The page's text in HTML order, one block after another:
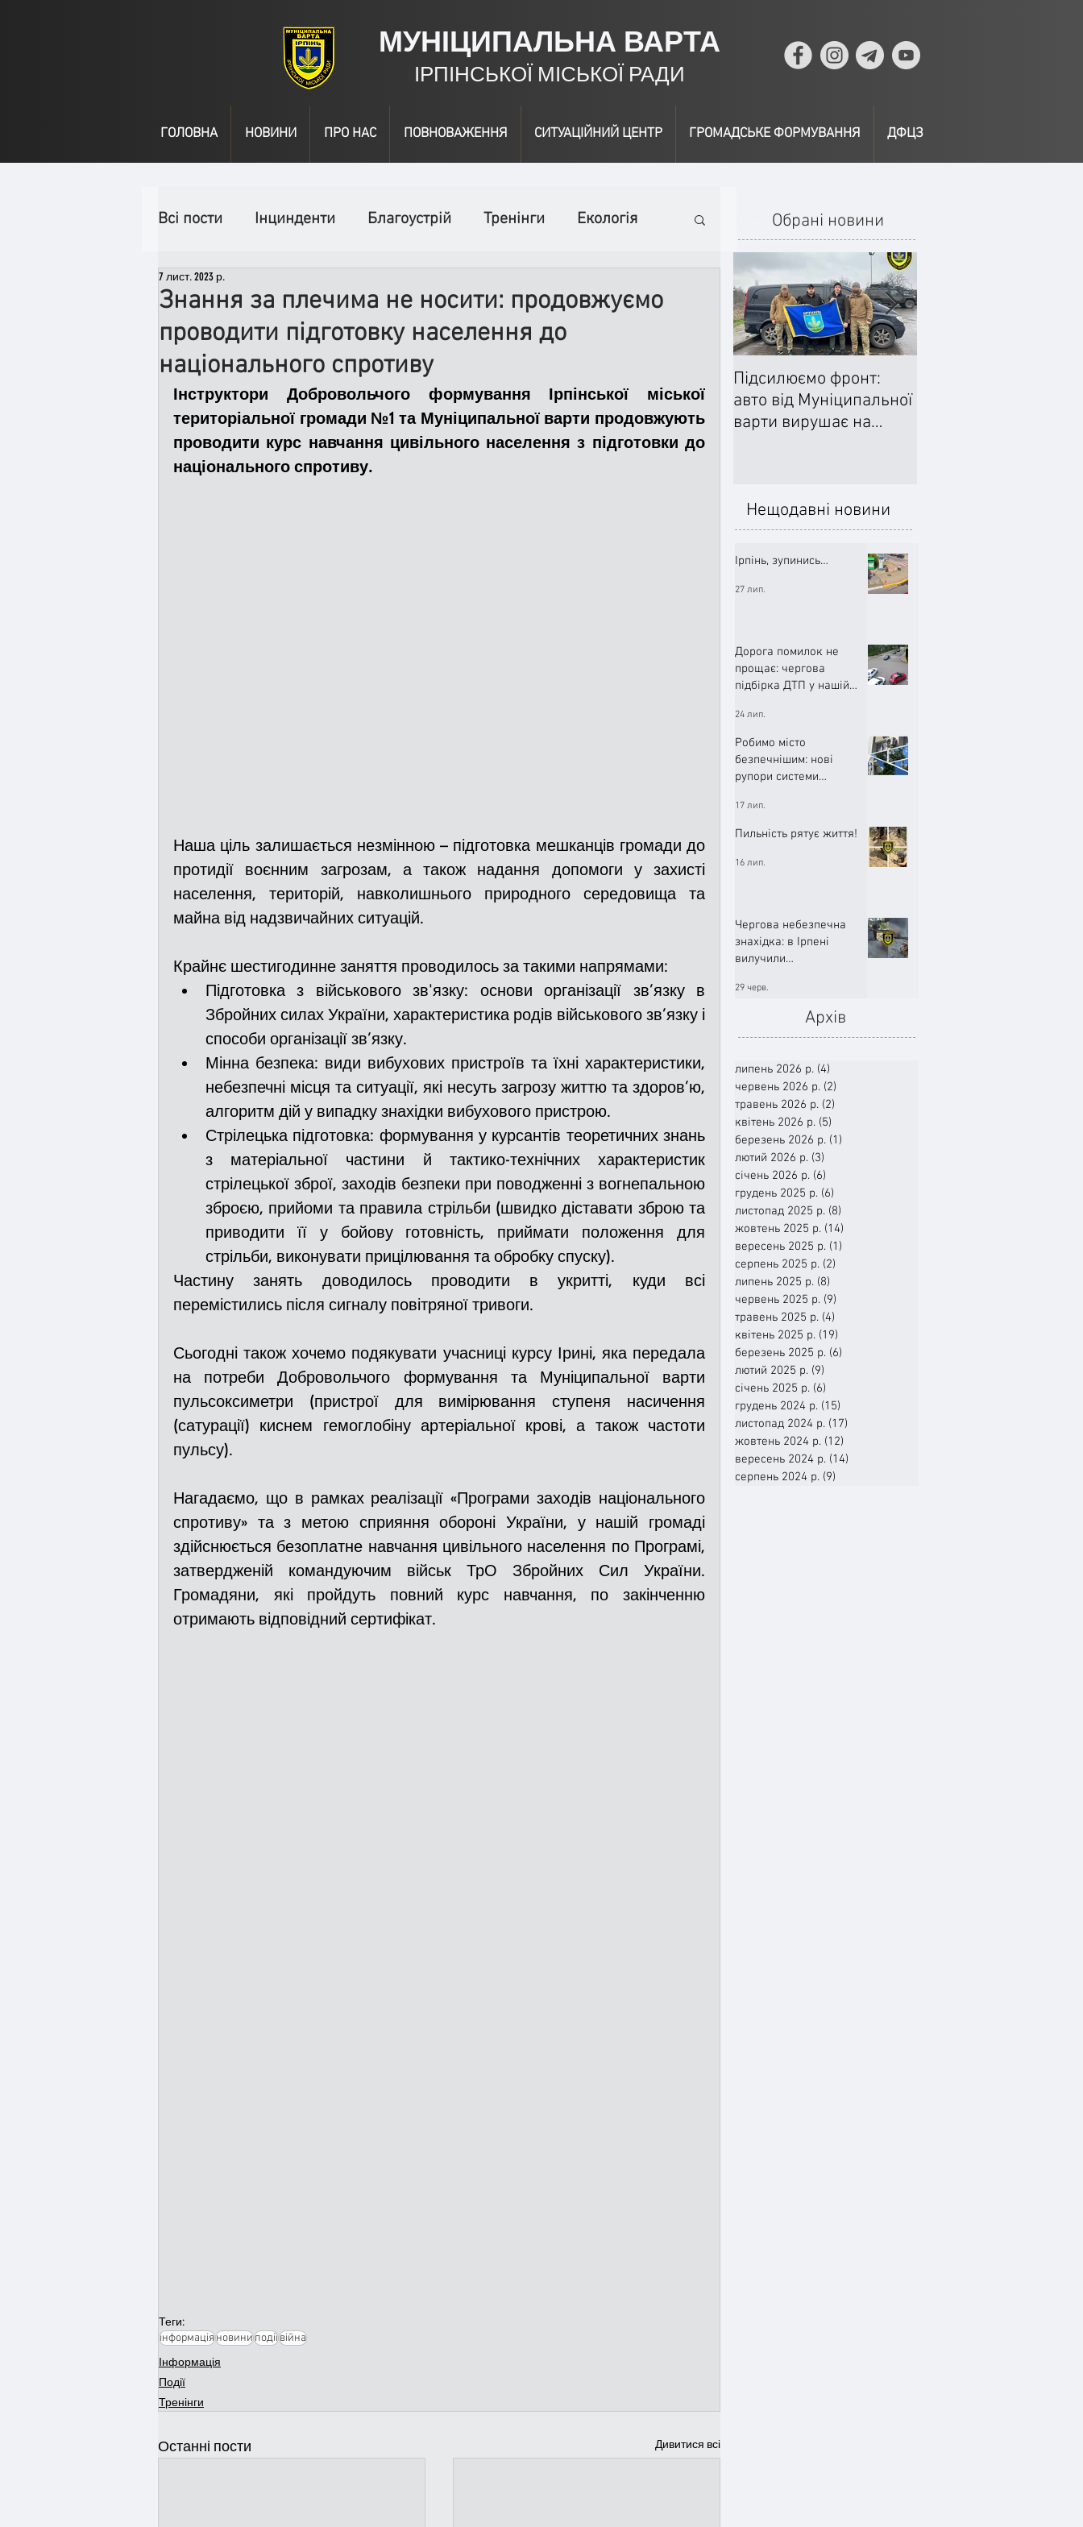
МУНІЦИПАЛЬНА ВАРТА
ІРПІНСЬКОЇ МІСЬКОЇ РАДИ
ГОЛОВНА НОВИНИ ПРО НАС ПОВНОВАЖЕННЯ СИТУАЦІЙНИЙ ЦЕНТР ГРОМАДСЬКЕ ФОРМУВАННЯ ДФЦЗ
Всі пости Інцинденти Благоустрій Тренінги Екологія
День народження
Спільні заходи Надзвичайні заходи
Медицина Новини ДТП Рятувальники Паркування
Адмінпротокол Свята
Знання за плечима не носити: продовжуємо
проводити підготовку населення до
національного спротиву
7 лист. 2023 р.
Інструктори Добровольчого формування Ірпінської міської
територіальної громади №1 та Муніципальної варти продовжують
проводити курс навчання цивільного населення з підготовки до
національного спротиву.
Наша ціль залишається незмінною – підготовка мешканців громади до
протидії воєнним загрозам, а також надання допомоги у захисті
населення, територій, навколишнього природного середовища та
майна від надзвичайних ситуацій.
Крайнє шестигодинне заняття проводилось за такими напрямами:
Підготовка з військового зв'язку: основи організації зв’язку в
Збройних силах України, характеристика родів військового зв’язку і
способи організації зв’язку.
Мінна безпека: види вибухових пристроїв та їхні характеристики,
небезпечні місця та ситуації, які несуть загрозу життю та здоров’ю,
алгоритм дій у випадку знахідки вибухового пристрою.
Стрілецька підготовка: формування у курсантів теоретичних знань
з матеріальної частини й тактико-технічних характеристик
стрілецької зброї, заходів безпеки при поводженні з вогнепальною
зброєю, прийоми та правила стрільби (швидко діставати зброю та
приводити її у бойову готовність, приймати положення для
стрільби, виконувати прицілювання та обробку спуску).
Частину занять доводилось проводити в укритті, куди всі
перемістились після сигналу повітряної тривоги.
Сьогодні також хочемо подякувати учасниці курсу Ірині, яка передала
на потреби Добровольчого формування та Муніципальної варти
пульсоксиметри (пристрої для вимірювання ступеня насичення
(сатурації) киснем гемоглобіну артеріальної крові, а також частоти
пульсу).
Нагадаємо, що в рамках реалізації «Програми заходів національного
спротиву» та з метою сприяння обороні України, у нашій громаді
здійснюється безоплатне навчання цивільного населення по Програмі,
затвердженій командуючим військ ТрО Збройних Сил України.
Громадяни, які пройдуть повний курс навчання, по закінченню
отримають відповідний сертифікат.
Теги:
інформаціяновиниподіївійна
Інформація
Події
Тренінги
Останні пости Дивитися всі
Обрані новини
Підсилюємо фронт:
авто від Муніципальної
варти вирушає на
Нещодавні новини
Ірпінь, зупинись…
27 лип.
Дорога помилок не
прощає: чергова
підбірка ДТП у нашій
24 лип.
Робимо місто
безпечнішим: нові
рупори системи
працюють!
17 лип.
Пильність рятує життя!
16 лип.
Чергова небезпечна
знахідка: в Ірпені
вилучили
29 черв.
Архів
липень 2026 р. (4)
червень 2026 р. (2)
травень 2026 р. (2)
квітень 2026 р. (5)
березень 2026 р. (1)
лютий 2026 р. (3)
січень 2026 р. (6)
грудень 2025 р. (6)
листопад 2025 р. (8)
жовтень 2025 р. (14)
вересень 2025 р. (1)
серпень 2025 р. (2)
липень 2025 р. (8)
червень 2025 р. (9)
травень 2025 р. (4)
квітень 2025 р. (19)
березень 2025 р. (6)
лютий 2025 р. (9)
січень 2025 р. (6)
грудень 2024 р. (15)
листопад 2024 р. (17)
жовтень 2024 р. (12)
вересень 2024 р. (14)
серпень 2024 р. (9)